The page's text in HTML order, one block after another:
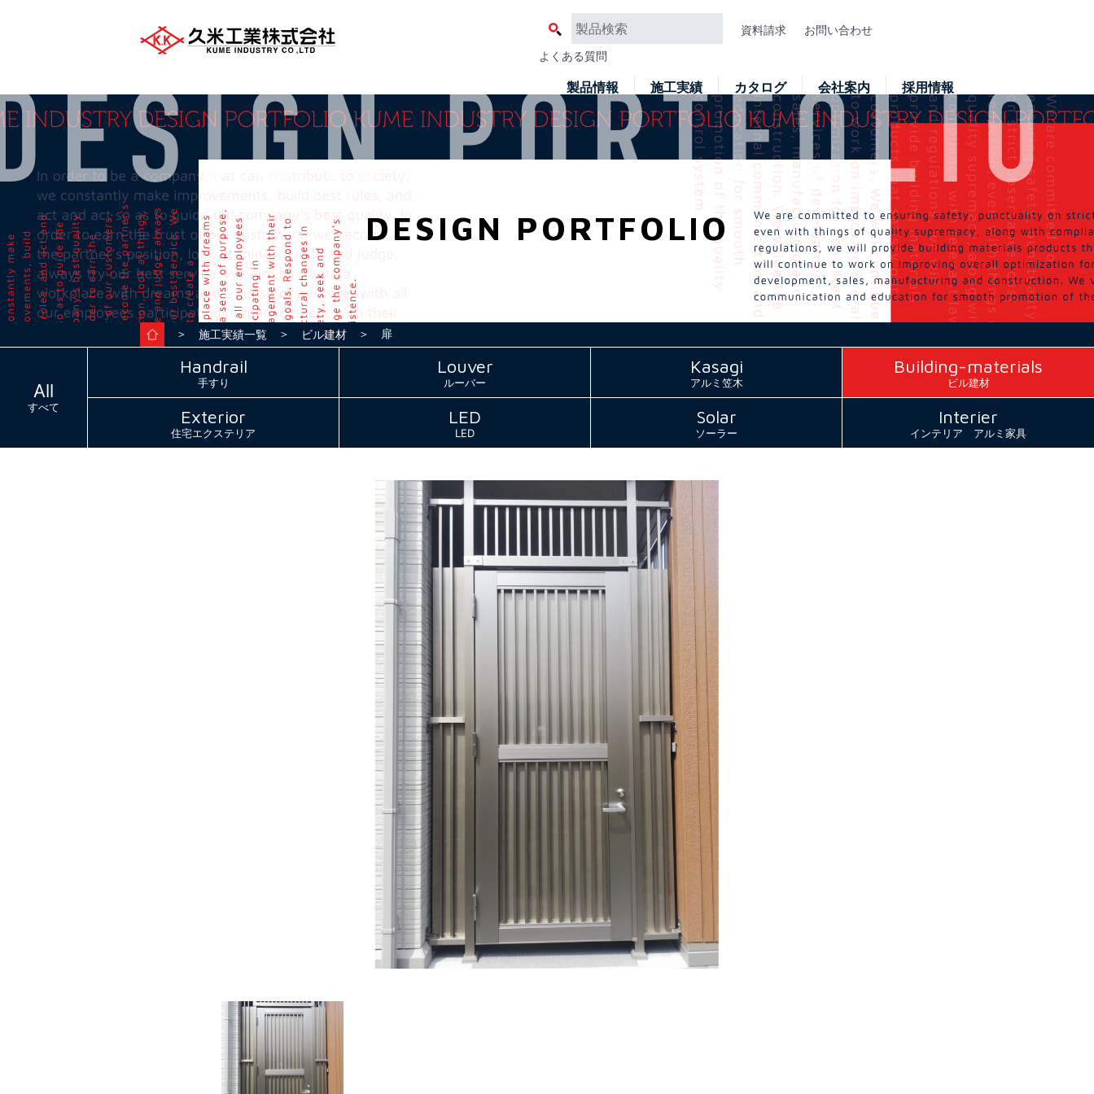
資料請求
お問い合わせ
よくある質問
製品情報 施工実績 カタログ 会社案内 採用情報
DESIGN PORTFOLIO
＞ 施工実績一覧 ＞ ビル建材 ＞ 扉
All
すべて
Handrail
手すり
Louver
ルーバー
Kasagi
アルミ笠木
Building-materials
ビル建材
Exterior
住宅エクステリア
LED
LED
Solar
ソーラー
Interier
インテリア アルミ家具